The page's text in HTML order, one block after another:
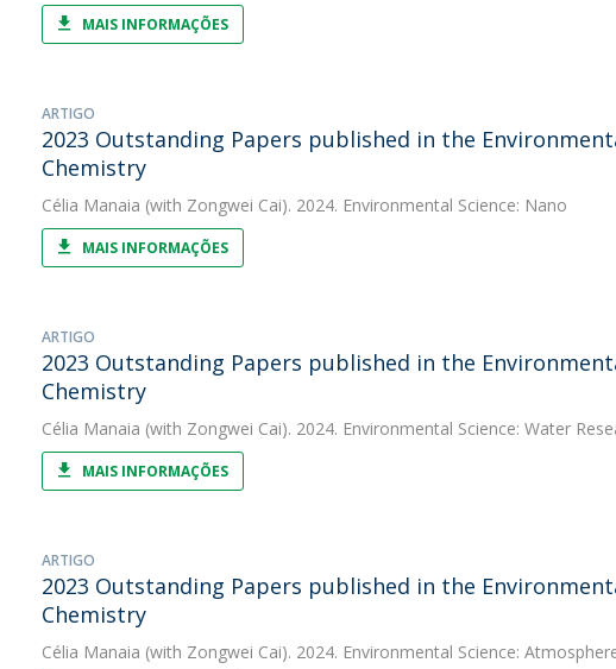
MAIS INFORMAÇÕES
ARTIGO
2023 Outstanding Papers published in the
Chemistry
Célia Manaia (with Zongwei Cai). 2024. Environmental Science: Nano
MAIS INFORMAÇÕES
ARTIGO
2023 Outstanding Papers published in the
Chemistry
Célia Manaia (with Zongwei Cai). 2024. Environmental Science: Water
MAIS INFORMAÇÕES
ARTIGO
2023 Outstanding Papers published in the
Chemistry
Célia Manaia (with Zongwei Cai). 2024. Environmental Science: